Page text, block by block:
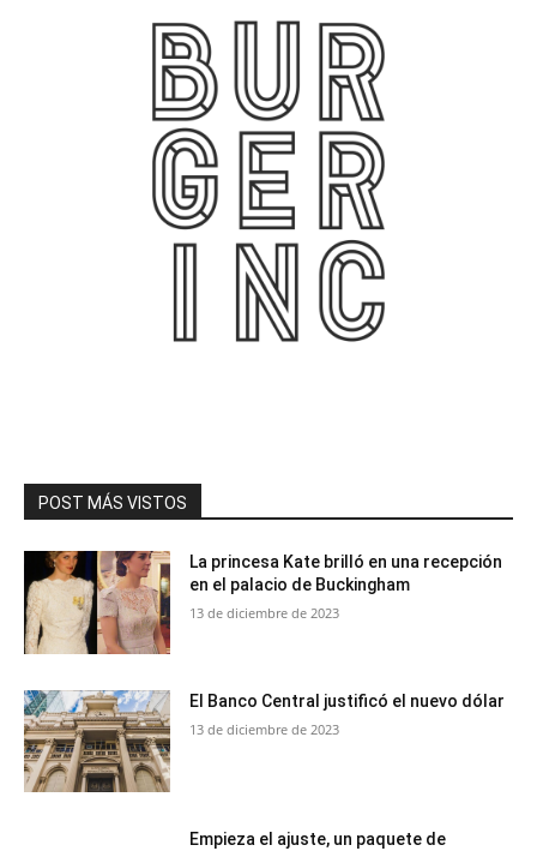
POST MÁS VISTOS
La princesa Kate brilló en una recepción
en el palacio de Buckingham
13 de diciembre de 2023
El Banco Central justificó el nuevo dólar
13 de diciembre de 2023
Empieza el ajuste, un paquete de